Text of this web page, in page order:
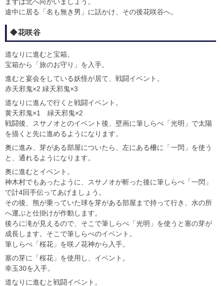
途中に居る「名も無き男」に話かけ、その後花咲谷へ。
◆花咲谷
道なりに進むと宝箱。
宝箱から「旅のお守り」を入手。
進むと宴会をしている妖怪が居て、戦闘イベント。
赤天邪鬼×2 緑天邪鬼×3
道なりに進んで行くと戦闘イベント。
黄天邪鬼×1 緑天邪鬼×2
戦闘後、スサノオとのイベント後、壁画に筆しらべ「光明」で太陽
を描くと先に進めるようになります。
奥に進み、芽がある部屋についたら、左にある柵に「一閃」を使う
と、通れるようになります。
奥に進むとイベント。
神木村でもあったように、スサノオが斬った後に筆しらべ「一閃」
で計4回手伝ってあげましょう。
その後、熊が乗っていた球を芽がある部屋まで持って行き、水の所
へ運ぶと仕掛けが作動します。
後ろに滝が見えるので、そこで筆しらべ「光明」を使うと塞の芽が
成長します。そこで筆しらべのイベント。
筆しらべ「桜花」を咲ノ花神から入手。
塞の芽に「桜花」を使用し、イベント。
幸玉30を入手。
道なりに進むと戦闘イベント。